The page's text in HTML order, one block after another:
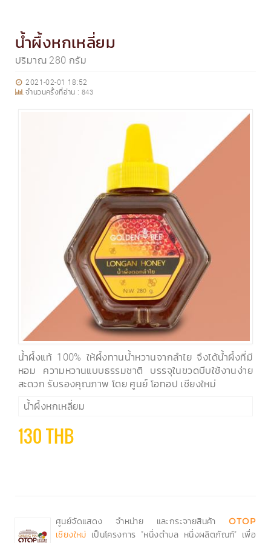
น้ำผึ้งหกเหลี่ยม
ปริมาณ 280 กรัม
2021-02-01 18:52
จำนวนครั้งที่อ่าน : 843
น้ำผึ้งแท้ 100% ให้ผึ้งทานน้ำหวานจากลำไย จึงได้น้ำผึ้งที่มี
หอม ความหวานแบบธรรมชาติ บรรจุในขวดบีบใช้งานง่าย
สะดวก รับรองคุณภาพ โดย ศูนย์ โอทอป เชียงใหม่
น้ำผึ้งหกเหลี่ยม
130 THB
ศูนย์จัดแสดง จำหน่าย และกระจายสินค้าOTOP
เชียงใหม่ เป็นโครงการ "หนึ่งตำบล หนึ่งผลิตภัณฑ์" เพื่อ